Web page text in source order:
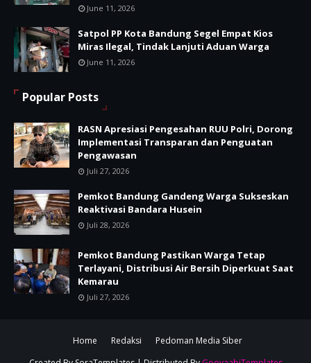
June 11, 2026
Satpol PP Kota Bandung Segel Empat Kios
Miras Ilegal, Tindak Lanjuti Aduan Warga
June 11, 2026
Popular Posts
RASN Apresiasi Pengesahan RUU Polri, Dorong
Implementasi Transparan dan Penguatan
Pengawasan
Juli 27, 2026
Pemkot Bandung Gandeng Warga Sukseskan
Reaktivasi Bandara Husein
Juli 28, 2026
Pemkot Bandung Pastikan Warga Tetap
Terlayani, Distribusi Air Bersih Diperkuat Saat
Kemarau
Juli 27, 2026
Home Redaksi
Pedoman Media Siber